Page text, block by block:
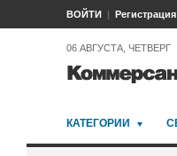
ВОЙТИ Регистрация
06 АВГУСТА, ЧЕТВЕРГ
КАТЕГОРИИ